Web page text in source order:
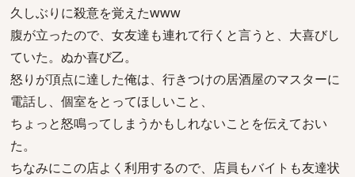
久しぶりに殺意を覚えたwww
腹が立ったので、女友達も連れて行くと言うと、大喜びし
ていた。ぬか喜び乙。
怒りが頂点に達した俺は、行きつけの居酒屋のマスターに
電話し、個室をとってほしいこと、
ちょっと怒鳴ってしまうかもしれないことを伝えておい
た。
ちなみにこの店よく利用するので、店員もバイトも友達状